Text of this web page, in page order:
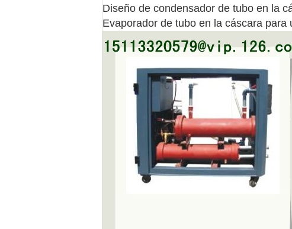
Diseño de condensador de tubo en la
Evaporador de tubo en la cáscara para